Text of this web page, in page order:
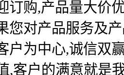
订购,产品量大价
您对产品服务及
户为中心,诚信双
,客户的满意就是